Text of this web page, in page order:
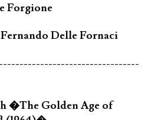
Forgione
Delle Fornaci
�The Golden Age of